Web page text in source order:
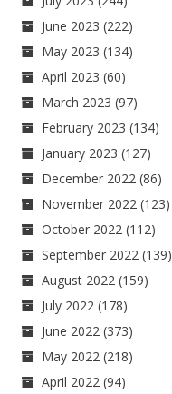
June 2023 (222)
May 2023 (134)
April 2023 (60)
March 2023 (97)
February 2023 (134)
January 2023 (127)
December 2022 (86)
November 2022 (123)
October 2022 (112)
September 2022 (139)
August 2022 (159)
July 2022 (178)
June 2022 (373)
May 2022 (218)
April 2022 (94)